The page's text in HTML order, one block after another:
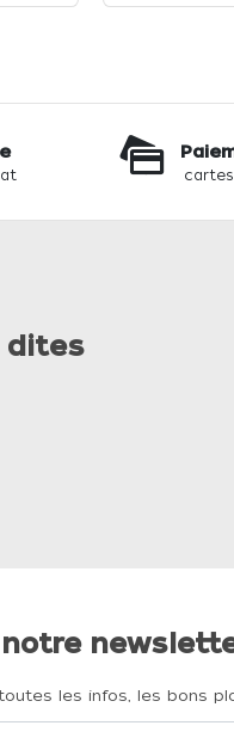
cartes
dites
les infos, les bons